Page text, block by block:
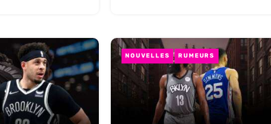
NOUVELLES RUMEURS